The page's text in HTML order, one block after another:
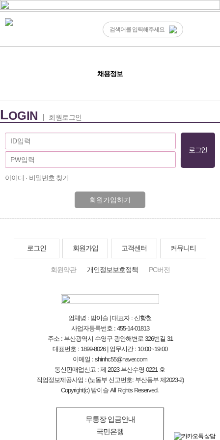
채용정보
LOGIN 회원로그인
아이디 · 비밀번호 찾기
회원가입하기
로그인 회원가입 고객센터 커뮤니티
회원약관 개인정보보호정책 PC버전
업체명 : 밤이슬 | 대표자 : 신항철
사업자등록번호 : 455-14-01813
주소 : 부산광역시 수영구 광안해변로 326번길 31
대표번호 : 1899-8026 | 업무시간 : 10:00~19:00
이메일 : shinhc55@naver.com
통신판매업신고 : 제 2023-부산수영-0221 호
직업정보제공사업 : (노동부 신고번호: 부산동부 제2023-2)
Copyright(c) 밤이슬 All Rights Reserved.
무통장 입금안내
국민은행